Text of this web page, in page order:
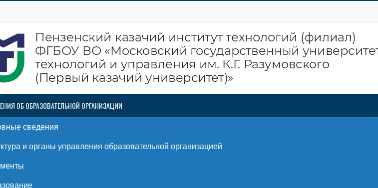
ОБ ОБРАЗОВАТЕЛЬНОЙ ОРГАНИЗАЦИИ
сведения
и органы управления образовательной организацией